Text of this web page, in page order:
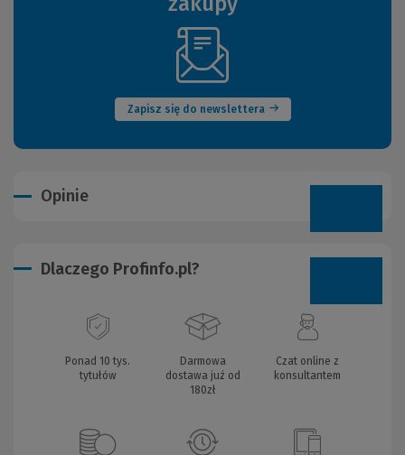
Zapisz się do newslettera
(Nowe
okno)
Opinie
Dlaczego Profinfo.pl?
Ponad 10 tys.
tytułów
Darmowa
dostawa już od
180zł
Czat online z
konsultantem